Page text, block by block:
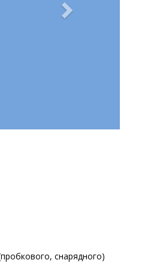
снарядного)